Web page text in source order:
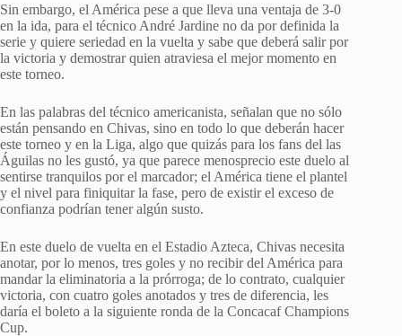
Sin embargo, el América pese a que lleva una ventaja de 3-0
en la ida, para el técnico André Jardine no da por definida la
serie y quiere seriedad en la vuelta y sabe que deberá salir por
la victoria y demostrar quien atraviesa el mejor momento en
este torneo.
En las palabras del técnico americanista, señalan que no sólo
están pensando en Chivas, sino en todo lo que deberán hacer
este torneo y en la Liga, algo que quizás para los fans del las
Águilas no les gustó, ya que parece menosprecio este duelo al
sentirse tranquilos por el marcador; el América tiene el plantel
y el nivel para finiquitar la fase, pero de existir el exceso de
confianza podrían tener algún susto.
En este duelo de vuelta en el Estadio Azteca, Chivas necesita
anotar, por lo menos, tres goles y no recibir del América para
mandar la eliminatoria a la prórroga; de lo contrato, cualquier
victoria, con cuatro goles anotados y tres de diferencia, les
daría el boleto a la siguiente ronda de la Concacaf Champions
Cup.